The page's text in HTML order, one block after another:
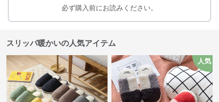
必ず購入前にお読みください。
スリッパ暖かいの人気アイテム
人気